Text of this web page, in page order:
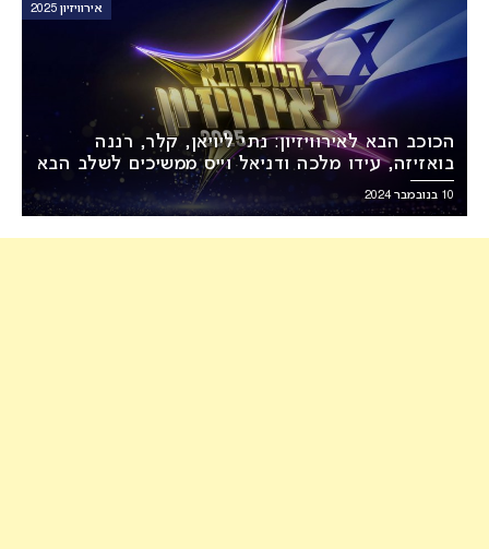
אירוויזיון 2025
הכוכב הבא לאירוויזיון: נתי ליויאן, קלר, רננה
בואזיזה, עידו מלכה ודניאל וייס ממשיכים לשלב הבא
10 בנובמבר 2024